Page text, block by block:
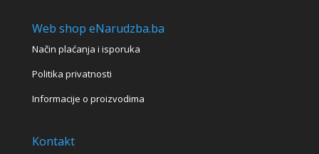
Web shop eNarudzba.ba
Način plaćanja i isporuka
Politika privatnosti
Informacije o proizvodima
Kontakt